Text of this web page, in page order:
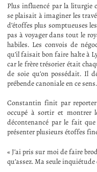
Plus influencé par la liturgie
se plaisait à imaginer les
d’étoffes plus somptueuses
pas à voyager dans tout le
habiles. Les convois de
qu’il faisait bon faire halte à
car le frère trésorier était
de soie qu’on possédait. Il
prébende canoniale en ce sens.
Constantin finit par
occupé à sortir et montrer
décontenancé par le fait
présenter plusieurs étoffes
« J’ai pris sur moi de faire
qu’assez. Ma seule